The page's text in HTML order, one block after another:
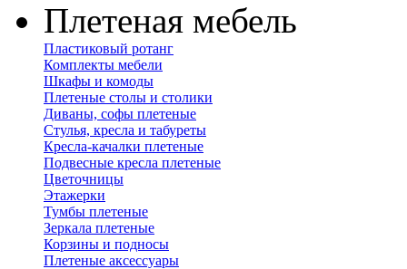
Плетеная мебель
Пластиковый ротанг
Комплекты мебели
Шкафы и комоды
Плетеные столы и столики
Диваны, софы плетеные
Стулья, кресла и табуреты
Кресла-качалки плетеные
Подвесные кресла плетеные
Цветочницы
Этажерки
Тумбы плетеные
Зеркала плетеные
Корзины и подносы
Плетеные аксессуары